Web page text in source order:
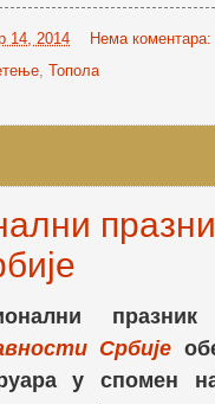
14, 2014
Нема коментара:
Топола
Србије
у спомен